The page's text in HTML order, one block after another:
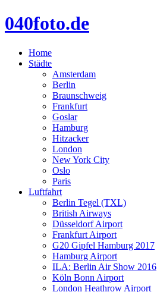
040foto.de
Home
Städte
Amsterdam
Berlin
Braunschweig
Frankfurt
Goslar
Hamburg
Hitzacker
London
New York City
Oslo
Paris
Luftfahrt
Berlin Tegel (TXL)
British Airways
Düsseldorf Airport
Frankfurt Airport
G20 Gipfel Hamburg 2017
Hamburg Airport
ILA: Berlin Air Show 2016
Köln Bonn Airport
London Heathrow Airport